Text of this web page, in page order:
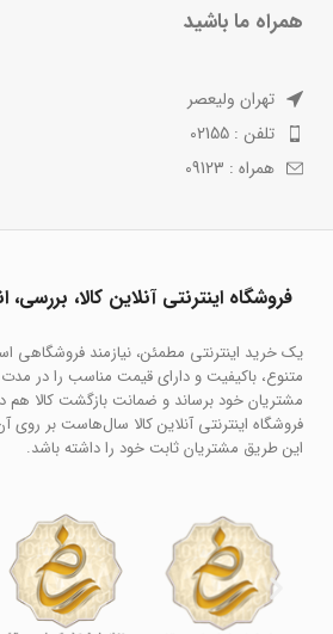
همراه ما باشید
تهران ولیعصر
تلفن : 02155
همراه : 09123
فروشگاه اینترنتی آنلاین کالا،
یک خرید اینترنتی مطمئن، نیازمند فروشگاهی
متنوع، باکیفیت و دارای قیمت مناسب را در
مشتریان خود برساند و ضمانت بازگشت کالا هم
فروشگاه اینترنتی آنلاین کالا سال‌هاست بر روی
این طریق مشتریان ثابت خود را داشته باشد.